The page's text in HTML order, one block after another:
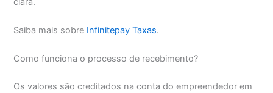
Saiba mais sobre Infinitepay Taxas.
Como funciona o processo de recebimento?
Os valores são creditados na conta do empreendedor em